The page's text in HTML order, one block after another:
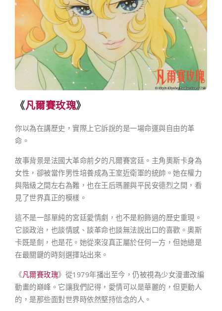
《凡爾賽玫瑰》
你以為在講歷史，實際上它訴說的是一場命運與自由的革
命。
故事背景是法國大革命前夕的凡爾賽宮廷。主角奧斯卡身為
女性，卻被當作男性培養成為王室近衛軍的統帥。她在權力
與階級之間左右為難，也在王后瑪麗與平民安德烈之間，看
見了世界真正的模樣。
這不是一部單純的宮廷愛情劇，也不是粉飾過的歷史重現。
它談政治，也談情感、談革命也談無法說出口的喜歡。奧斯
卡既是劍，也是花。她從來沒真正屬於任何一方，但她總是
在最關鍵的時刻選擇站出來。
《凡爾賽玫瑰》從1979年播出至今，仍被視為少女漫畫改編
動畫的巔峰。它讓我們記得，愛情可以是華麗的，但更動人
的，是那些面對世界時依然堅持信念的人。